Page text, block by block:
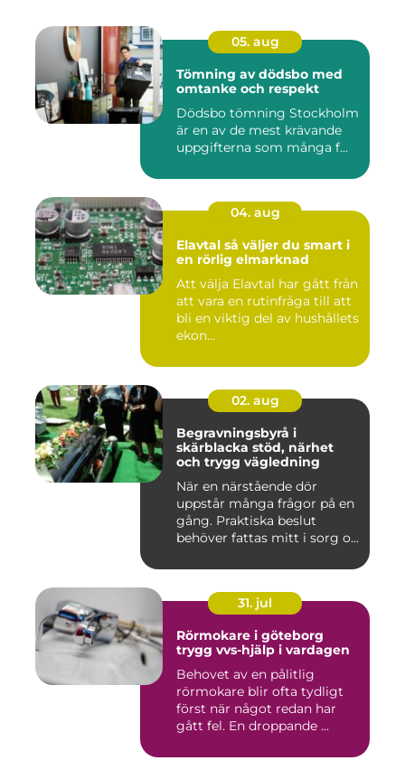
05. aug
Tömning av dödsbo med
omtanke och respekt
Dödsbo tömning Stockholm
är en av de mest krävande
uppgifterna som många f...
04. aug
Elavtal så väljer du smart i
en rörlig elmarknad
Att välja Elavtal har gått från
att vara en rutinfråga till att
bli en viktig del av hushållets
ekon...
02. aug
Begravningsbyrå i
skärblacka stöd, närhet
och trygg vägledning
När en närstående dör
uppstår många frågor på en
gång. Praktiska beslut
behöver fattas mitt i sorg o...
31. jul
Rörmokare i göteborg
trygg vvs-hjälp i vardagen
Behovet av en pålitlig
rörmokare blir ofta tydligt
först när något redan har
gått fel. En droppande ...